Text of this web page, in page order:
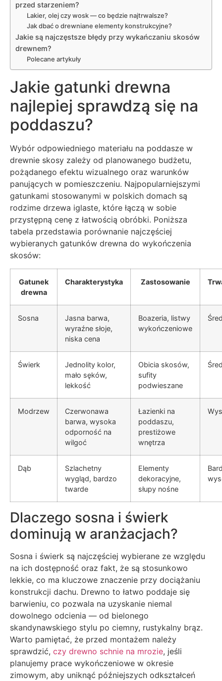
przed starzeniem?
Lakier, olej czy wosk — co będzie najtrwalsze?
Jak dbać o drewniane elementy konstrukcyjne?
Jakie są najczęstsze błędy przy wykańczaniu skosów
drewnem?
Polecane artykuły
Jakie gatunki drewna
najlepiej sprawdzą się na
poddaszu?
Wybór odpowiedniego materiału na poddasze w
drewnie skosy zależy od planowanego budżetu,
pożądanego efektu wizualnego oraz warunków
panujących w pomieszczeniu. Najpopularniejszymi
gatunkami stosowanymi w polskich domach są
rodzime drzewa iglaste, które łączą w sobie
przystępną cenę z łatwością obróbki. Poniższa
tabela przedstawia porównanie najczęściej
wybieranych gatunków drewna do wykończenia
skosów:
Gatunek
drewna
Charakterystyka Zastosowanie
Sosna
Jasna barwa,
wyraźne słoje,
niska cena
Boazeria, listwy
wykończeniowe
Świerk
Jednolity kolor,
mało sęków,
lekkość
Obicia skosów,
sufity
podwieszane
Modrzew
Czerwonawa
barwa, wysoka
odporność na
wilgoć
Łazienki na
poddaszu,
prestiżowe
wnętrza
Dąb
Szlachetny
wygląd, bardzo
twarde
Elementy
dekoracyjne,
słupy nośne
Dlaczego sosna i świerk
dominują w aranżacjach?
Sosna i świerk są najczęściej wybierane ze względu
na ich dostępność oraz fakt, że są stosunkowo
lekkie, co ma kluczowe znaczenie przy dociążaniu
konstrukcji dachu. Drewno to łatwo poddaje się
barwieniu, co pozwala na uzyskanie niemal
dowolnego odcienia — od bielonego
skandynawskiego stylu po ciemny, rustykalny brąz.
Warto pamiętać, że przed montażem należy
sprawdzić, czy drewno schnie na mrozie, jeśli
planujemy prace wykończeniowe w okresie
zimowym, aby uniknąć późniejszych odkształceń